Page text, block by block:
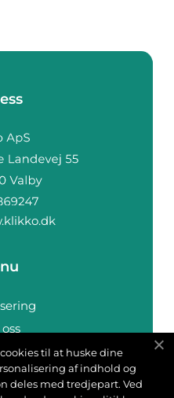
oss
til at huske dine
af indhold og
deles med tredjepart. Ved